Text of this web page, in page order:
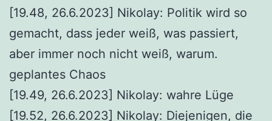
[19.48, 26.6.2023] Nikolay: Politik wird so
gemacht, dass jeder weiß, was passiert,
aber immer noch nicht weiß, warum.
geplantes Chaos
[19.49, 26.6.2023] Nikolay: wahre Lüge
[19.52, 26.6.2023] Nikolay: Diejenigen, die